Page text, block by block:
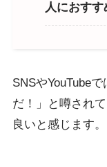
人におすす
SNSやYouTube
だ！」と噂され
良いと感じます。